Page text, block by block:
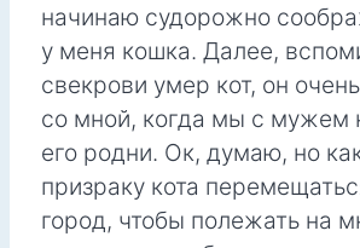
начинаю судорожно
у меня кошка. Далее,
свекрови умер кот, он
со мной, когда мы с мужем
его родни. Ок, думаю, но
призраку кота
город, чтобы полежать на